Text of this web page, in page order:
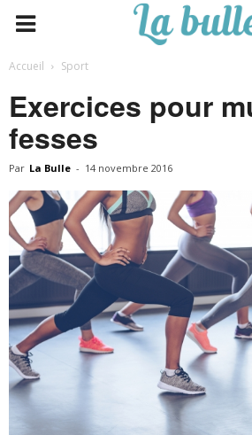
Accueil Sport
Exercices pour
fesses
Par La Bulle - 14 novembre 2016